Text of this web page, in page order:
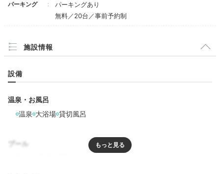
tekito_saiko
くりとした時間を過ごせました。
Dinner
18:00
お子様メニューも充実
パーキング
パーキングあり
無料／20台／事前予約制
施設情報
設備
温泉・お風呂
温泉 大浴場 貸切風呂
プール